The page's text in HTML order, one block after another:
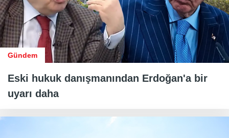
Gündem
Eski hukuk danışmanından Erdoğan'a bir
uyarı daha